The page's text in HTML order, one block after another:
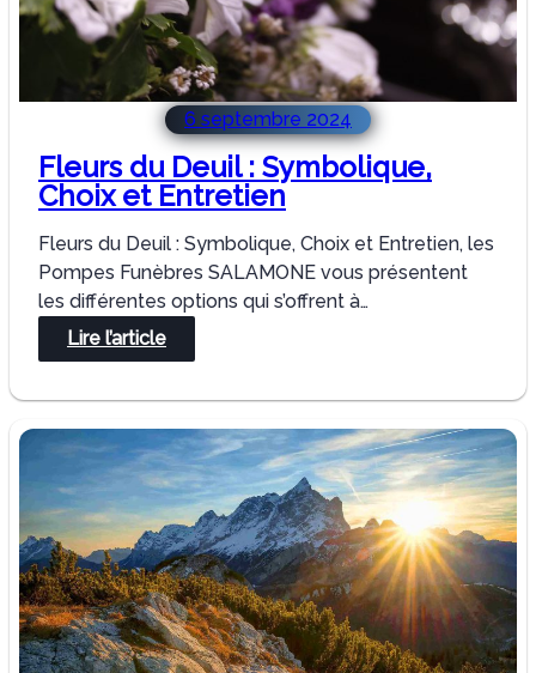
6 septembre 2024
Fleurs du Deuil : Symbolique,
Choix et Entretien
Fleurs du Deuil : Symbolique, Choix et Entretien, les
Pompes Funèbres SALAMONE vous présentent
les différentes options qui s’offrent à…
Lire l’article:
Fleurs
du
Deuil
:
Symbolique,
Choix
et
Entretien